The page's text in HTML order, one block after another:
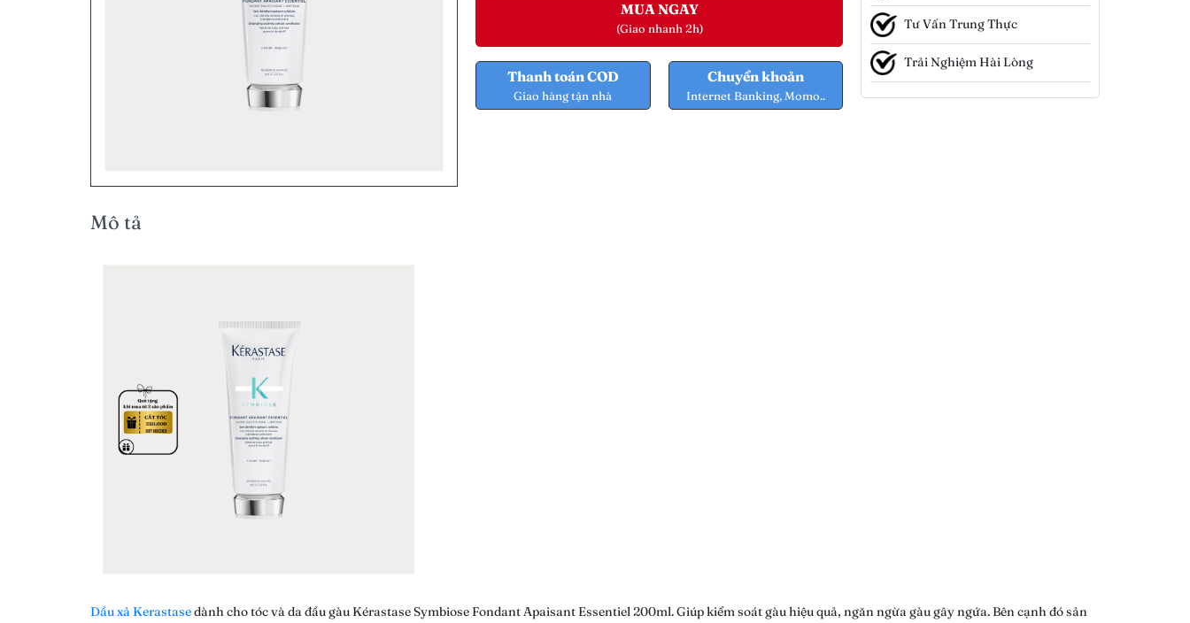
MUA NGAY
(Giao nhanh 2h)
Thanh toán COD
Giao hàng tận nhà
Chuyển khoản
Internet Banking, Momo..
Tư Vấn Trung Thực
Trải Nghiệm Hài Lòng
Mô tả
Dầu xả Kerastasedành cho tóc và da đầu gàu Kérastase Symbiose Fondant Apaisant Essentiel 200ml. Giúp kiểm soát gàu hiệu quả, ngăn ngừa gàu gây ngứa. Bên cạnh đó sản